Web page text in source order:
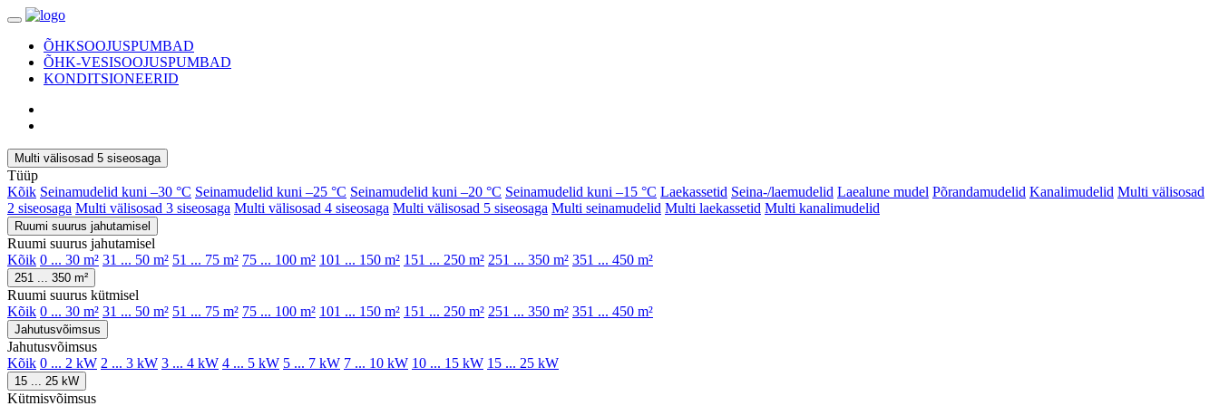
ÕHKSOOJUSPUMBAD
ÕHK-VESISOOJUSPUMBAD
KONDITSIONEERID
Multi välisosad 5 siseosaga
Tüüp
Kõik Seinamudelid kuni –30 °C Seinamudelid kuni –25 °C Seinamudelid kuni –20 °C Seinamudelid kuni –15 °C Laekassetid Seina-/laemudelid Laealune mudel Põrandamudelid Kanalimudelid Multi välisosad
2 siseosaga Multi välisosad 3 siseosaga Multi välisosad 4 siseosaga Multi välisosad 5 siseosaga Multi seinamudelid Multi laekassetid Multi kanalimudelid
Ruumi suurus jahutamisel
Ruumi suurus jahutamisel
Kõik 0 ... 30 m² 31 ... 50 m² 51 ... 75 m² 75 ... 100 m² 101 ... 150 m² 151 ... 250 m² 251 ... 350 m² 351 ... 450 m²
251 ... 350 m²
Ruumi suurus kütmisel
Kõik 0 ... 30 m² 31 ... 50 m² 51 ... 75 m² 75 ... 100 m² 101 ... 150 m² 151 ... 250 m² 251 ... 350 m² 351 ... 450 m²
Jahutusvõimsus
Jahutusvõimsus
Kõik 0 ... 2 kW 2 ... 3 kW 3 ... 4 kW 4 ... 5 kW 5 ... 7 kW 7 ... 10 kW 10 ... 15 kW 15 ... 25 kW
15 ... 25 kW
Kütmisvõimsus